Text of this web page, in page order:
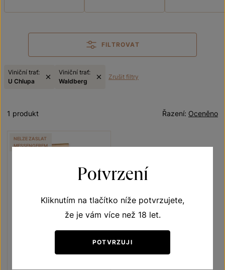
FILTROVAT
Viniční trať:
U Chlupa
Viniční trať:
Waldberg
Zrušit filtry
Oceněno
Řazení:
1 produkt
NELZE ZASLAT
MESSENGEREM
Potvrzení
Kliknutím na tlačítko níže potvrzujete,
že je vám více než 18 let.
POTVRZUJI